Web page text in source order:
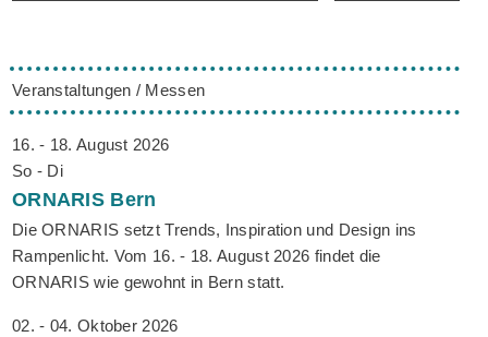
Veranstaltungen / Messen
16. - 18. August 2026
So - Di
ORNARIS Bern
Die ORNARIS setzt Trends, Inspiration und Design ins
Rampenlicht. Vom 16. - 18. August 2026 findet die
ORNARIS wie gewohnt in Bern statt.
02. - 04. Oktober 2026